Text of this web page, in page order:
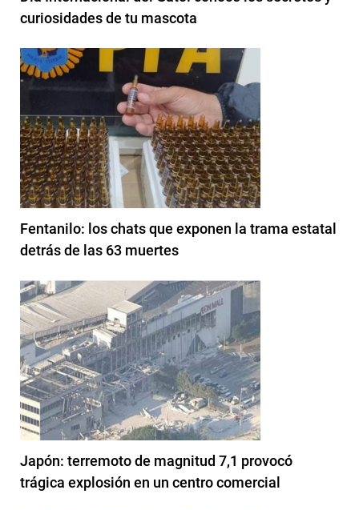
curiosidades de tu mascota
Fentanilo: los chats que exponen la trama estatal
detrás de las 63 muertes
Japón: terremoto de magnitud 7,1 provocó
trágica explosión en un centro comercial